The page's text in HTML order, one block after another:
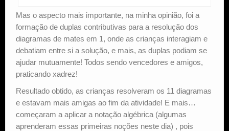
Mas o aspecto mais importante, na minha opinião, foi a
formação de duplas contributivas para a resolução dos
diagramas de mates em 1, onde as crianças interagiam e
debatiam entre si a solução, e mais, as duplas podiam se
ajudar mutuamente! Todos sendo vencedores e amigos,
praticando xadrez!
Resultado obtido, as crianças resolveram os 11 diagramas
e estavam mais amigas ao fim da atividade! E mais…
começaram a aplicar a notação algébrica (algumas
aprenderam essas primeiras noções neste dia) , pois